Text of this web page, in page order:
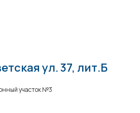
ул. 37, лит.Б
участок №3